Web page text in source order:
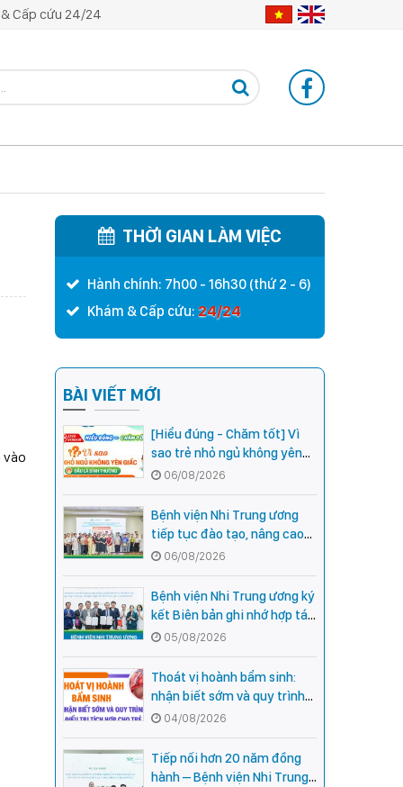
Cấp cứu 24/24
vào
THỜI GIAN LÀM VIỆC
Hành chính: 7h00 - 16h30 (thứ 2 - 6)
Khám & Cấp cứu: 24/24
BÀI VIẾT MỚI
[Hiểu đúng - Chăm tốt] Vì
sao trẻ nhỏ ngủ không yên
giấc - Đâu là bình thường,
đâu là dấu hiệu cần đi khám
ngay?
06/08/2026
Bệnh viện Nhi Trung ương
tiếp tục đào tạo, nâng cao
năng lực khám, chữa bệnh
Nhi khoa cho cán bộ y tế tại
các tỉnh miền núi phía Bắc
06/08/2026
Bệnh viện Nhi Trung ương ký
kết Biên bản ghi nhớ hợp tác
với Bệnh viện Nhi Quốc gia
Campuchia
05/08/2026
Thoát vị hoành bẩm sinh:
nhận biết sớm và quy trình
điều trị tích hợp cho trẻ -
chia sẻ từ các chuyên gia
hàng đầu của Bệnh Viện Nhi
Trung ương
04/08/2026
Tiếp nối hơn 20 năm đồng
hành – Bệnh viện Nhi Trung